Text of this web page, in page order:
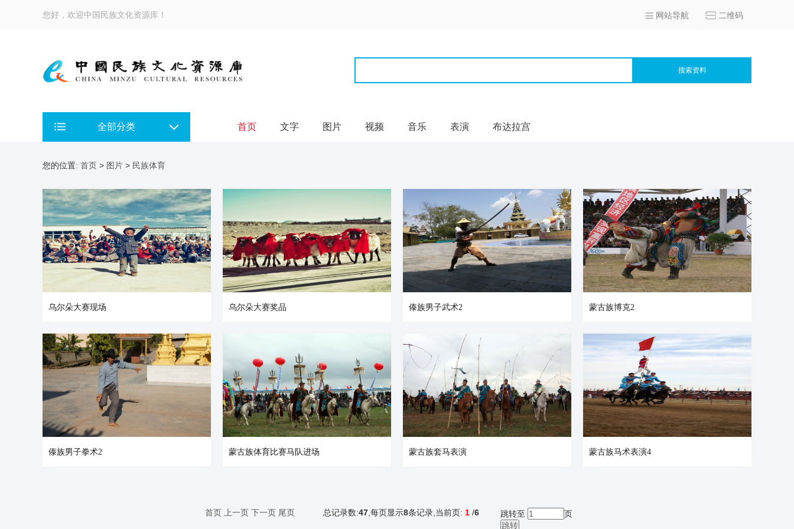
您好，欢迎中国民族文化资源库！ 网站导航 二维码
搜索资料
全部分类 首页 文字 图片 视频 音乐 表演 布达拉宫
您的位置: 首页 > 图片 > 民族体育
乌尔朵大赛现场 乌尔朵大赛奖品 傣族男子武术2 蒙古族博克2
傣族男子拳术2 蒙古族体育比赛马队进场 蒙古族套马表演 蒙古族马术表演4
首页 上一页 下一页 尾页 总记录数:47 ,每页显示8条记录,当前页: 1 /6 跳转至 页